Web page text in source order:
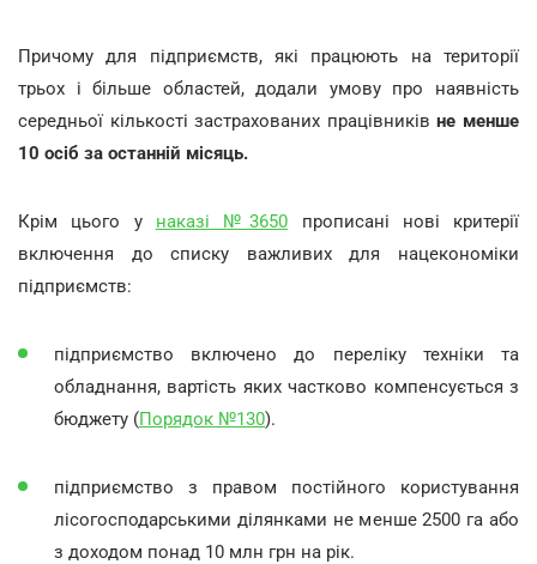
Причому для підприємств, які працюють на території
трьох і більше областей, додали умову про наявність
середньої кількості застрахованих працівників не менше
10 осіб за останній місяць.
Крім цього у наказі №3650 прописані нові критерії
включення до списку важливих для нацекономіки
підприємств:
підприємство включено до переліку техніки та
обладнання, вартість яких частково компенсується з
бюджету (Порядок №130).
підприємство з правом постійного користування
лісогосподарськими ділянками не менше 2500 га або
з доходом понад 10 млн грн на рік.